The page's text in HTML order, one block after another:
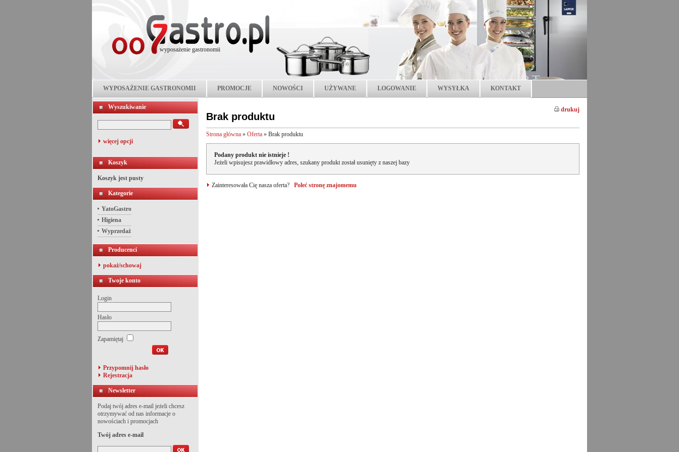
wyposażenie gastronomii
WYPOSAŻENIE GASTRONOMII PROMOCJE NOWOŚCI UŻYWANE LOGOWANIE WYSYŁKA KONTAKT
Wyszukiwanie
więcej opcji
Koszyk
Koszyk jest pusty
Kategorie
YatoGastro
Higiena
Wyprzedaż
Producenci
pokaż/schowaj
Twoje konto
Login
Hasło
Zapamiętaj
Przypomnij hasło
Rejestracja
Newsletter
Podaj twój adres e-mail jeżeli chcesz
otrzymywać od nas informacje o
nowościach i promocjach
Twój adres e-mail
drukuj
Brak produktu
Strona główna » Oferta » Brak produktu
Podany produkt nie istnieje !
Jeżeli wpisujesz prawidłowy adres, szukany produkt został usunięty z naszej bazy
Zainteresowała Cię nasza oferta? Poleć stronę znajomemu